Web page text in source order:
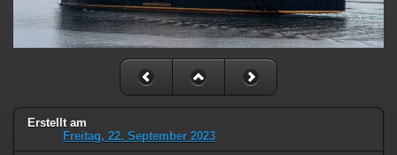
Erstellt am
Freitag, 22. September 2023